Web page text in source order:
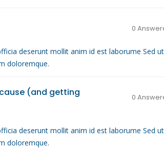
0
deserunt mollit anim id est laborume Sed ut
doloremque.
(and getting
0
deserunt mollit anim id est laborume Sed ut
doloremque.